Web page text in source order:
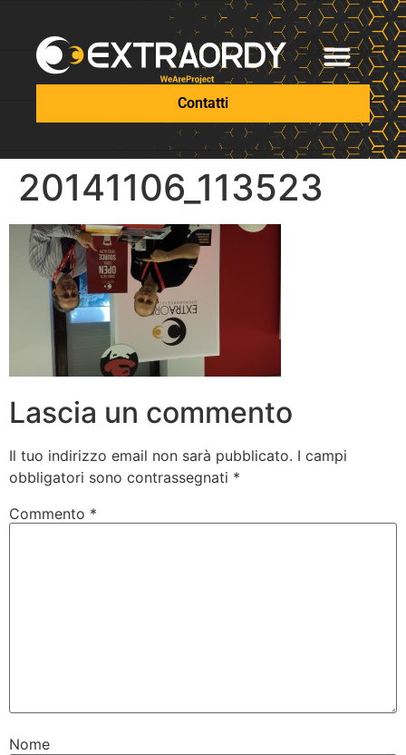
Contatti
20141106_113523
Lascia un commento
Il tuo indirizzo email non sarà pubblicato. I campi
obbligatori sono contrassegnati *
Commento *
Nome